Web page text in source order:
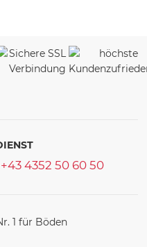
+43 4352 50 60 50